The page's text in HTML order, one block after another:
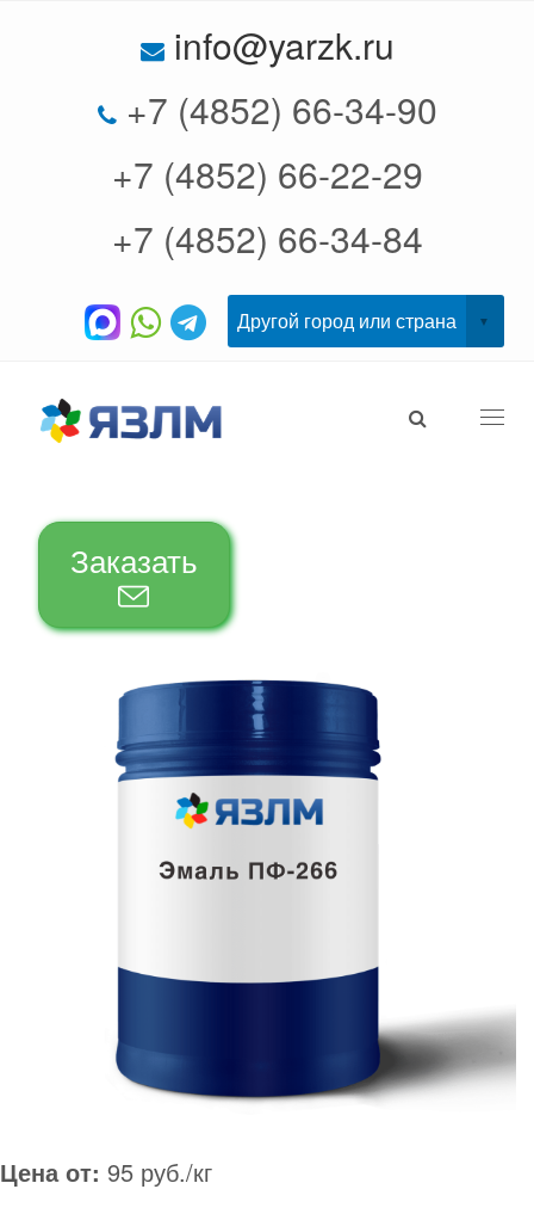
info@yarzk.ru
+7 (4852) 66-34-90
+7 (4852) 66-22-29
+7 (4852) 66-34-84
Заказать
Цена от: 95 руб./кг